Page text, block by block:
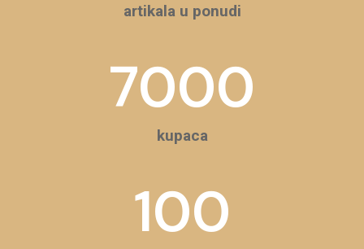
artikala u ponudi
7000
kupaca
100